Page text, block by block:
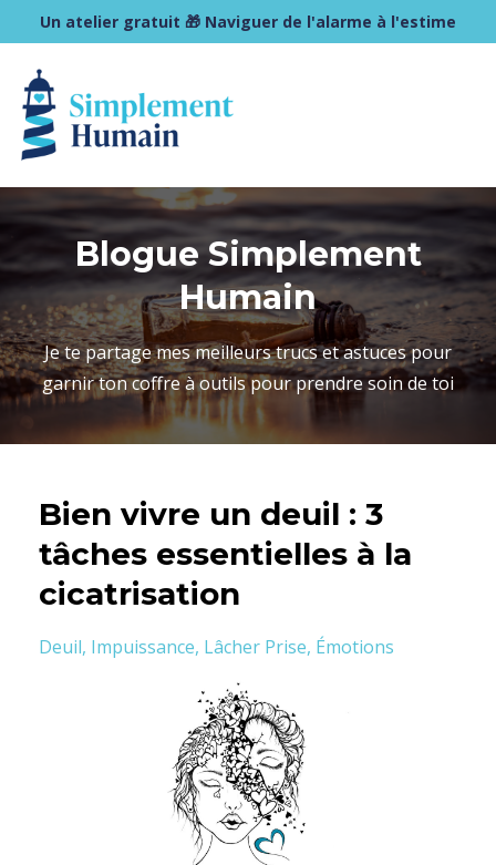
Un atelier gratuit 🎁 Naviguer de l'alarme à l'estime
Blogue Simplement
Humain
Je te partage mes meilleurs trucs et astuces pour
garnir ton coffre à outils pour prendre soin de toi
Bien vivre un deuil : 3
tâches essentielles à la
cicatrisation
Deuil Impuissance Lâcher Prise Émotions